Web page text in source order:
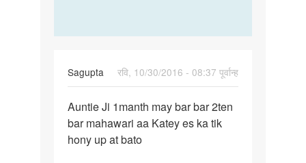
Sagupta
रवि, 10/30/2016 - 08:37 पूर्वान्ह
Auntie
Ji
1manth
Auntie Ji 1manth may bar bar 2ten
bar mahawari aa Katey es ka tik
hony up at bato